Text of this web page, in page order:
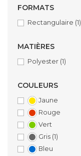
FORMATS
Rectangulaire (1)
MATIÈRES
Polyester (1)
COULEURS
Jaune
Rouge
Vert
Gris (1)
Bleu